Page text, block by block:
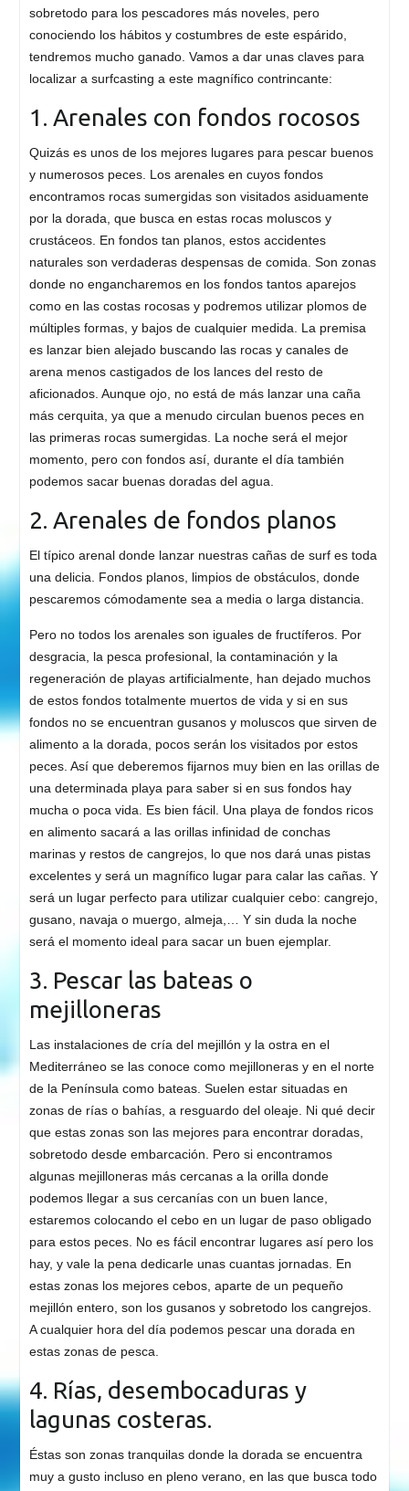
sobretodo para los pescadores más noveles, pero
conociendo los hábitos y costumbres de este espárido,
tendremos mucho ganado. Vamos a dar unas claves para
localizar a surfcasting a este magnífico contrincante:
1. Arenales con fondos rocosos
Quizás es unos de los mejores lugares para pescar buenos
y numerosos peces. Los arenales en cuyos fondos
encontramos rocas sumergidas son visitados asiduamente
por la dorada, que busca en estas rocas moluscos y
crustáceos. En fondos tan planos, estos accidentes
naturales son verdaderas despensas de comida. Son zonas
donde no engancharemos en los fondos tantos aparejos
como en las costas rocosas y podremos utilizar plomos de
múltiples formas, y bajos de cualquier medida. La premisa
es lanzar bien alejado buscando las rocas y canales de
arena menos castigados de los lances del resto de
aficionados. Aunque ojo, no está de más lanzar una caña
más cerquita, ya que a menudo circulan buenos peces en
las primeras rocas sumergidas. La noche será el mejor
momento, pero con fondos así, durante el día también
podemos sacar buenas doradas del agua.
2. Arenales de fondos planos
El típico arenal donde lanzar nuestras cañas de surf es toda
una delicia. Fondos planos, limpios de obstáculos, donde
pescaremos cómodamente sea a media o larga distancia.
Pero no todos los arenales son iguales de fructíferos. Por
desgracia, la pesca profesional, la contaminación y la
regeneración de playas artificialmente, han dejado muchos
de estos fondos totalmente muertos de vida y si en sus
fondos no se encuentran gusanos y moluscos que sirven de
alimento a la dorada, pocos serán los visitados por estos
peces. Así que deberemos fijarnos muy bien en las orillas de
una determinada playa para saber si en sus fondos hay
mucha o poca vida. Es bien fácil. Una playa de fondos ricos
en alimento sacará a las orillas infinidad de conchas
marinas y restos de cangrejos, lo que nos dará unas pistas
excelentes y será un magnífico lugar para calar las cañas. Y
será un lugar perfecto para utilizar cualquier cebo: cangrejo,
gusano, navaja o muergo, almeja,… Y sin duda la noche
será el momento ideal para sacar un buen ejemplar.
3. Pescar las bateas o
mejilloneras
Las instalaciones de cría del mejillón y la ostra en el
Mediterráneo se las conoce como mejilloneras y en el norte
de la Península como bateas. Suelen estar situadas en
zonas de rías o bahías, a resguardo del oleaje. Ni qué decir
que estas zonas son las mejores para encontrar doradas,
sobretodo desde embarcación. Pero si encontramos
algunas mejilloneras más cercanas a la orilla donde
podemos llegar a sus cercanías con un buen lance,
estaremos colocando el cebo en un lugar de paso obligado
para estos peces. No es fácil encontrar lugares así pero los
hay, y vale la pena dedicarle unas cuantas jornadas. En
estas zonas los mejores cebos, aparte de un pequeño
mejillón entero, son los gusanos y sobretodo los cangrejos.
A cualquier hora del día podemos pescar una dorada en
estas zonas de pesca.
4. Rías, desembocaduras y
lagunas costeras.
Éstas son zonas tranquilas donde la dorada se encuentra
muy a gusto incluso en pleno verano, en las que busca todo